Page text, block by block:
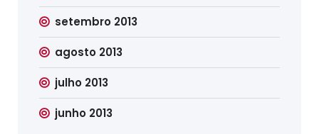
setembro 2013
agosto 2013
julho 2013
junho 2013